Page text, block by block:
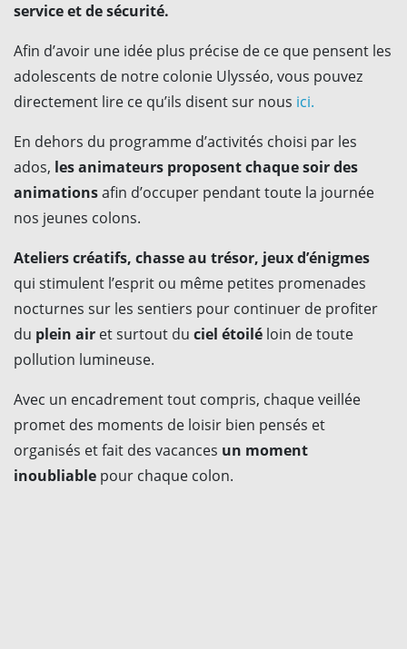
service et de sécurité.
Afin d’avoir une idée plus précise de ce que pensent les
adolescents de notre colonie Ulysséo, vous pouvez
directement lire ce qu’ils disent sur nous ici.
En dehors du programme d’activités choisi par les
ados, les animateurs proposent chaque soir des
animationsafin d’occuper pendant toute la journée
nos jeunes colons.
Ateliers créatifs, chasse au trésor, jeux d’énigmes
qui stimulent l’esprit ou même petites promenades
nocturnes sur les sentiers pour continuer de profiter
du plein air et surtout du ciel étoilé loin de toute
pollution lumineuse.
Avec un encadrement tout compris, chaque veillée
promet des moments de loisir bien pensés et
organisés et fait des vacances un moment
inoubliable pour chaque colon.